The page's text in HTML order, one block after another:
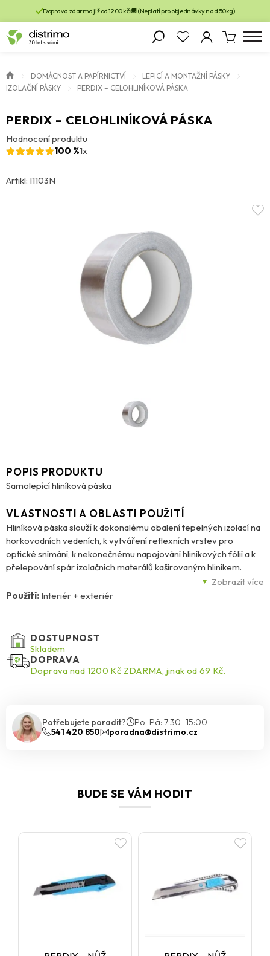
Doprava zdarma již od 1200 kč 🚚 (Neplatí pro objednávky nad 50kg)
DOMÁCNOST A PAPÍRNICTVÍ
LEPICÍ A MONTAŽNÍ PÁSKY
IZOLAČNÍ PÁSKY
PERDIX – CELOHLINÍKOVÁ PÁSKA
PERDIX – CELOHLINÍKOVÁ PÁSKA
Hodnocení produktu
100 %1x
Artikl: I1103N
POPIS PRODUKTU
Samolepící hliníková páska
Zobrazit více
VLASTNOSTI A OBLASTI POUŽITÍ
Hliníková páska slouží k dokonalému obalení tepelných izolací na
horkovodních vedeních, k vytváření reflexních vrstev pro
optické snímání, k nekonečnému napojování hliníkových fólií a k
přelepování spár izolačních materálů kašírovaným hliníkem.
Výborně se hodí pro ozolace a opravy ventilačních a
klimatizačních systémů, hliníková páska poslouží i jako dobrá
neobsahuje rozpouštědla. Páska je navíc nehořlavá a odolá
většině chemikálií, což znamená možnost dlouhodobého použití
uvnitř i venku. Hliníková páska dobře odráží teplo, velmi málo
propouští páru a zabraňuje průchodu mikrovlného záření.
Použití: Interiér + exteriér
DOSTUPNOST
Skladem
DOPRAVA
Doprava nad 1200 Kč ZDARMA, jinak od 69 Kč.
Potřebujete poradit?
Po–Pá: 7:30–15:00
541 420 850
poradna@distrimo.cz
BUDE SE VÁM HODIT